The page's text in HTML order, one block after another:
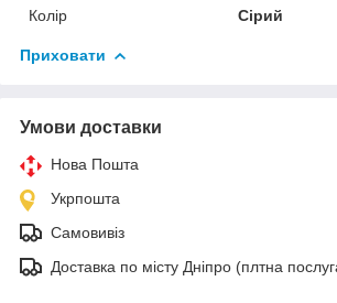
Колір Сірий
Приховати
Умови доставки
Нова Пошта
Укрпошта
Самовивіз
Доставка по місту Дніпро (плтна